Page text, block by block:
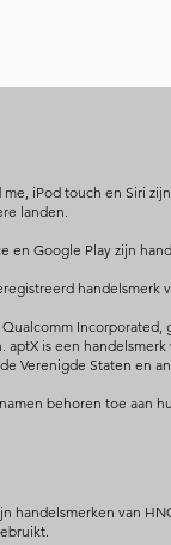
iPod touch en Siri
landen.
en Google Play zijn
handelsmerk
Incorporated,
aptX is een
Verenigde Staten en
behoren toe aan
handelsmerken van